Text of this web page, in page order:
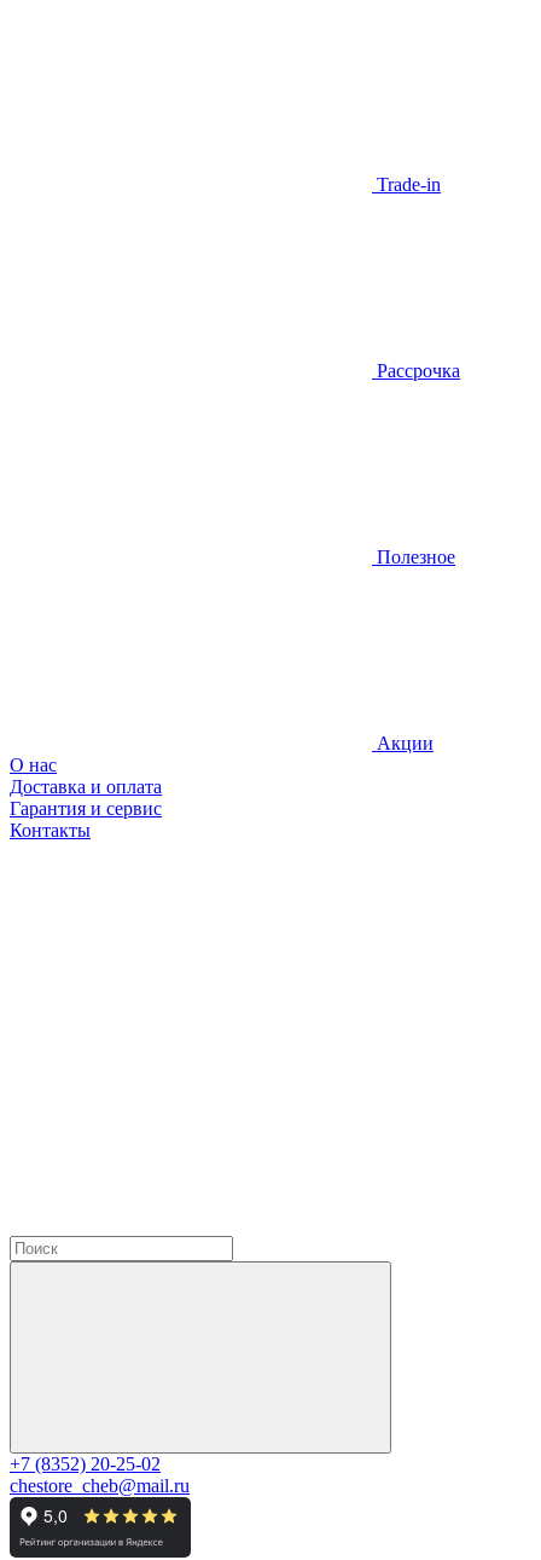
Trade-in
Рассрочка
Полезное
Акции
О нас
Доставка и оплата
Гарантия и сервис
Контакты
+7 (8352) 20-25-02
chestore_cheb@mail.ru